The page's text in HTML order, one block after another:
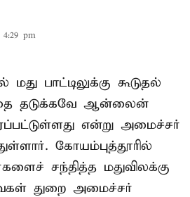
pm
பாட்டிலுக்கு கூடுதல்
தடுக்கவே ஆன்லைன்
என்று அமைச்சர்
கோயம்புத்தூரில்
சந்தித்த மதுவிலக்கு
துறை அமைச்சர்